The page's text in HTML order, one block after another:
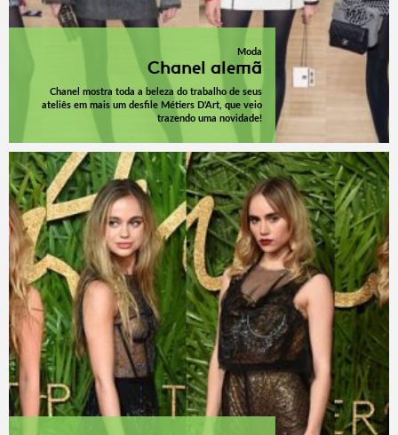
Moda
Chanel alemã
Chanel mostra toda a beleza do trabalho de seus
ateliês em mais um desfile Métiers D'Art, que veio
trazendo uma novidade!